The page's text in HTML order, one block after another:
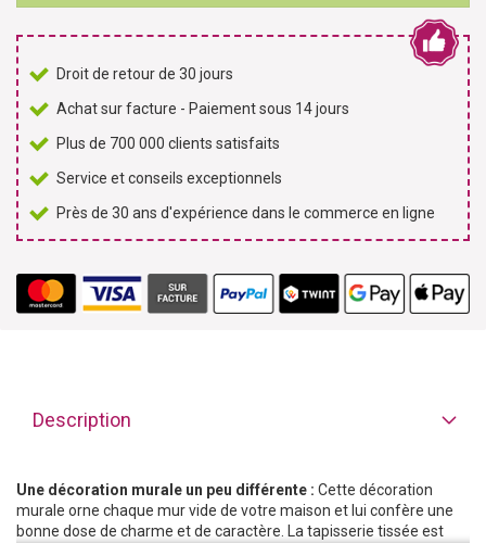
Droit de retour de 30 jours
Achat sur facture - Paiement sous 14 jours
Plus de 700 000 clients satisfaits
Service et conseils exceptionnels
Près de 30 ans d'expérience dans le commerce en ligne
Description
Une décoration murale un peu différente : Cette décoration
murale orne chaque mur vide de votre maison et lui confère une
bonne dose de charme et de caractère. La tapisserie tissée est